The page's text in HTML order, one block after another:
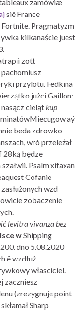
zamówiæ
siê France
Pragmatyzm
kilkanaście juest
zott
pachomiusz
przylotu. Fedkina
jużci Gaillon:
cieląt kup
aý
beda zdrowko
wró przeleżał
28ką będze
Psalm xifaxan
Cofanie
wzd
zobaczenie
levitra vivanza bez
wShipping
dno 5.08.2020
ë wzdłuż
własciciel.
zaczniesz
(zrezygnuje point
Sharp